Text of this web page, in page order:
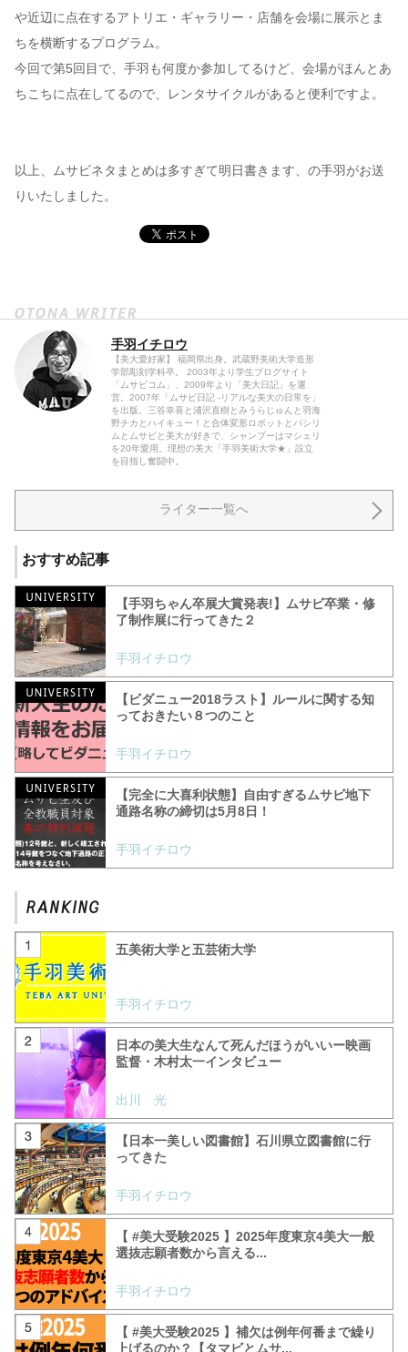
や近辺に点在するアトリエ・ギャラリー・店舗を会場に展示とま
ちを横断するプログラム。
今回で第5回目で、手羽も何度か参加してるけど、会場がほんとあ
ちこちに点在してるので、レンタサイクルがあると便利ですよ。
以上、ムサビネタまとめは多すぎて明日書きます、の手羽がお送
りいたしました。
手羽イチロウ
【美大愛好家】 福岡県出身。武蔵野美術大学造形
学部彫刻学科卒。 2003年より学生ブログサイト
「ムサビコム」、2009年より「美大日記」を運
営。2007年「ムサビ日記 -リアルな美大の日常を」
を出版。三谷幸喜と浦沢直樹とみうらじゅんと羽海
野チカとハイキュー！と合体変形ロボットとパシリ
ムとムサビと美大が好きで、シャンプーはマシェリ
を20年愛用。理想の美大「手羽美術大学★」設立
を目指し奮闘中。
ライター一覧へ
おすすめ記事
【手羽ちゃん卒展大賞発表!】ムサビ卒業・修
了制作展に行ってきた２
手羽イチロウ
【ビダニュー2018ラスト】ルールに関する知
っておきたい８つのこと
手羽イチロウ
【完全に大喜利状態】自由すぎるムサビ地下
通路名称の締切は5月8日！
手羽イチロウ
五美術大学と五芸術大学
手羽イチロウ
日本の美大生なんて死んだほうがいいー映画
監督・木村太一インタビュー
出川 光
【日本一美しい図書館】石川県立図書館に行
ってきた
手羽イチロウ
【 #美大受験2025 】2025年度東京4美大一般
選抜志願者数から言える...
手羽イチロウ
【 #美大受験2025 】補欠は例年何番まで繰り
上げるのか？【タマビとムサ...